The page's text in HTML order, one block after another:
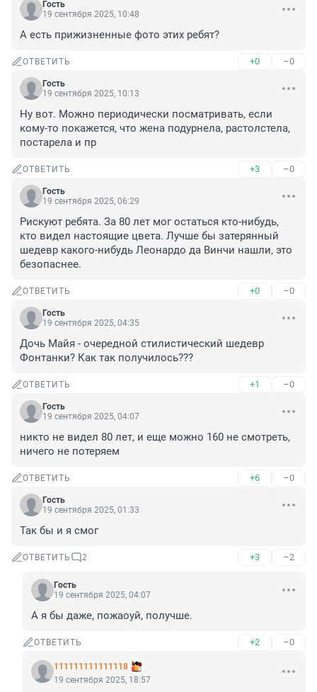
Гость
19 сентября 2025, 10:48
А есть прижизненные фото этих ребят?
ОТВЕТИТЬ +0 –0
Гость
19 сентября 2025, 10:13
Ну вот. Можно периодически посматривать, если
кому-то покажется, что жена подурнела, растолстела,
постарела и пр
ОТВЕТИТЬ +3 –0
Гость
19 сентября 2025, 06:29
Рискуют ребята. За 80 лет мог остаться кто-нибудь,
кто видел настоящие цвета. Лучше бы затерянный
шедевр какого-нибудь Леонардо да Винчи нашли, это
безопаснее.
ОТВЕТИТЬ +0 –0
Гость
19 сентября 2025, 04:35
Дочь Майя - очередной стилистический шедевр
Фонтанки? Как так получилось???
ОТВЕТИТЬ +1 –0
Гость
19 сентября 2025, 04:07
никто не видел 80 лет, и еще можно 160 не смотреть,
ничего не потеряем
ОТВЕТИТЬ +6 –0
Гость
19 сентября 2025, 01:33
Так бы и я смог
ОТВЕТИТЬ 2 +3 –2
Гость
19 сентября 2025, 04:07
А я бы даже, пожаоуй, получше.
ОТВЕТИТЬ +2 –0
111111111111118
19 сентября 2025, 18:57